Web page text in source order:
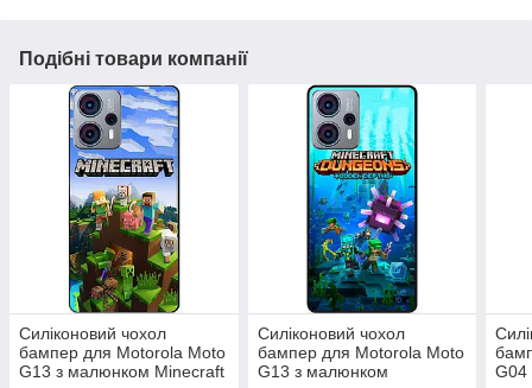
Подібні товари компанії
Силіконовий чохол
бампер для Motorola Moto
G13 з малюнком Minecraft
Силіконовий чохол
бампер для Motorola Moto
G13 з малюнком
G04